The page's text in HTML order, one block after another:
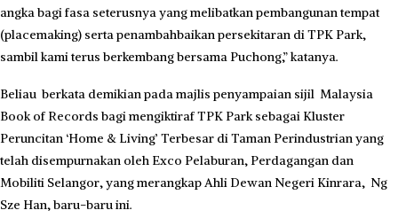
angka bagi fasa seterusnya yang melibatkan pembangunan tempat
(placemaking) serta penambahbaikan persekitaran di TPK Park,
sambil kami terus berkembang bersama Puchong,” katanya.
Beliau berkata demikian pada majlis penyampaian sijil Malaysia
Book of Records bagi mengiktiraf TPK Park sebagai Kluster
Peruncitan ‘Home & Living’ Terbesar di Taman Perindustrian yang
telah disempurnakan oleh Exco Pelaburan, Perdagangan dan
Mobiliti Selangor, yang merangkap Ahli Dewan Negeri Kinrara, Ng
Sze Han, baru-baru ini.